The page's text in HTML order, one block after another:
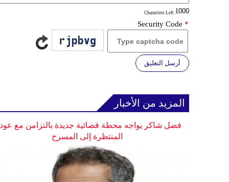
: Characters Left
Security Code *
أرسل التعليق
المزيد من الأخبار
فضل شاكر يواجه محطة قضائية جديدة بالتزامن مع
المنتظرة إلى المسرح